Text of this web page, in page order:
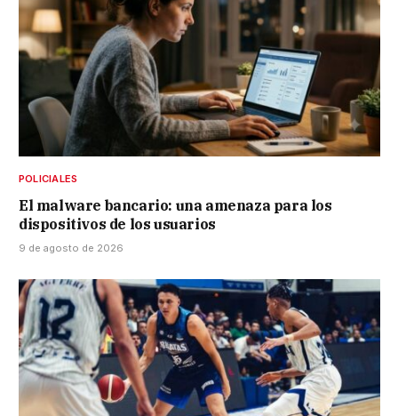
POLICIALES
El malware bancario: una amenaza para los
dispositivos de los usuarios
9 de agosto de 2026